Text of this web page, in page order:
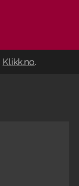
Klikk.no.